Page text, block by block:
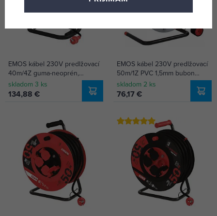
EMOS kábel 230V predlžovací
40m/4Z guma-neoprén,
2,5mm, kovový bubon P08440
skladom 3 ks
134,88 €
EMOS kábel 230V predlžovací
50m/1Z PVC 1,5mm bubon
P19150
skladom 2 ks
76,17 €